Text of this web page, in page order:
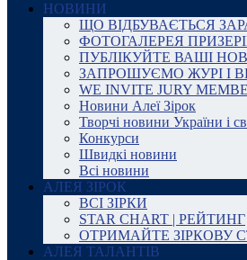
НОВИНИ
ЩО ВІДБУВАЄТЬСЯ
ФОТОГАЛЕРЕЯ
ПУБЛІКУЙТЕ ВАШІ
ЗАПРОШУЄМО ЖУРІ І
WE INVITE JURY
Новини Алеї Зірок
Творчі новини України і
Конкурси
Швидкі новини
Всі новини
АЛЕЯ ЗІРОК
ВСІ ЗІРКИ
STAR CHART | РЕЙТИНГ
ОТРИМАЙТЕ ЗІРКОВУ
АЛЕЯ ТАЛАНТІВ